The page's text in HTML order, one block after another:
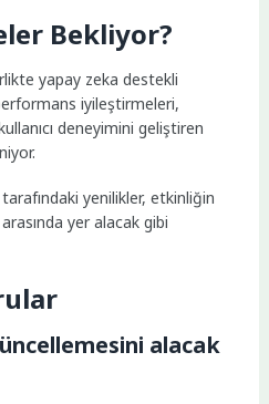
Bekliyor?
yapay zeka destekli
iyileştirmeleri,
deneyimini geliştiren
yenilikler, etkinliğin
yer alacak gibi
alacak